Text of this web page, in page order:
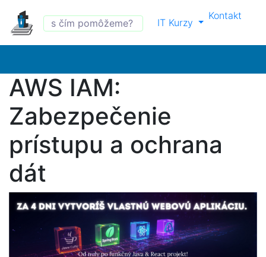
IT Kurzy
Kontakt
AWS IAM:
Zabezpečenie
prístupu a ochrana
dát